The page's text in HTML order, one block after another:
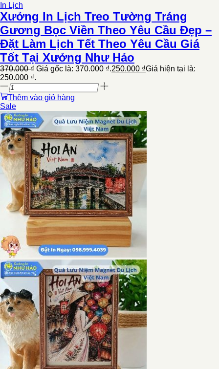
In Lịch
Xưởng In Lịch Treo Tường Tráng
Gương Bọc Viền Theo Yêu Cầu Đẹp –
Đặt Làm Lịch Tết Theo Yêu Cầu Giá
Tốt Tại Xưởng Như Hảo
370.000₫ Giá gốc là: 370.000 ₫.250.000 ₫Giá hiện tại là:
250.000 ₫.
Thêm vào giỏ hàng
Sale